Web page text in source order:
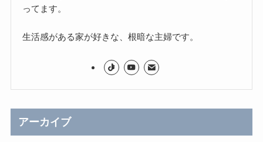
ってます。
生活感がある家が好きな、根暗な主婦です。
アーカイブ